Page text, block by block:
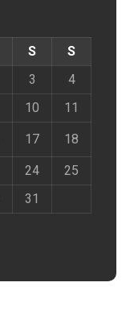
S
S
3
4
10 11
17 18
24
25
31